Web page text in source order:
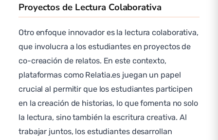
Proyectos de Lectura Colaborativa
Otro enfoque innovador es la lectura colaborativa,
que involucra a los estudiantes en proyectos de
co-creación de relatos. En este contexto,
plataformas como Relatia.es juegan un papel
crucial al permitir que los estudiantes participen
en la creación de historias, lo que fomenta no solo
la lectura, sino también la escritura creativa. Al
trabajar juntos, los estudiantes desarrollan